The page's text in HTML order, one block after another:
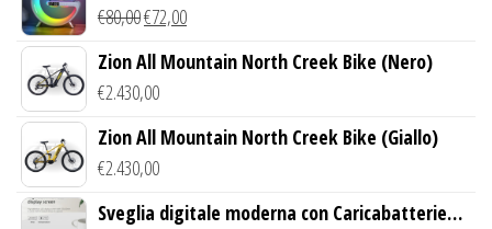
wireless
€80,00€72,00
Zion All Mountain North Creek Bike (Nero)
€2.430,00
Zion All Mountain North Creek Bike (Giallo)
€2.430,00
Sveglia digitale moderna con Caricabatterie